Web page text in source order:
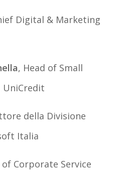
Digital & Marketing
, Head of Small
UniCredit
della Divisione
Italia
of Corporate Service